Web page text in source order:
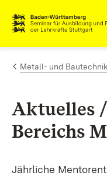
Zum Inhalt
Link zur Startseite
Metall- und Bautechnik
Aktuelles
Bereichs
Jährliche